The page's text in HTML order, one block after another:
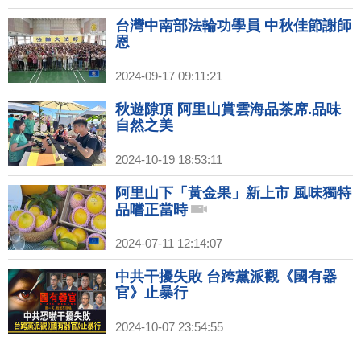
台灣中南部法輪功學員 中秋佳節謝師
恩
2024-09-17 09:11:21
秋遊隙頂 阿里山賞雲海品茶席.品味
自然之美
2024-10-19 18:53:11
阿里山下「黃金果」新上市 風味獨特
品嚐正當時
2024-07-11 12:14:07
中共干擾失敗 台跨黨派觀《國有器
官》止暴行
2024-10-07 23:54:55